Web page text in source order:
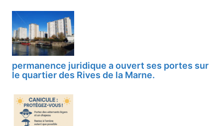
permanence juridique a ouvert ses portes sur
le quartier des Rives de la Marne.